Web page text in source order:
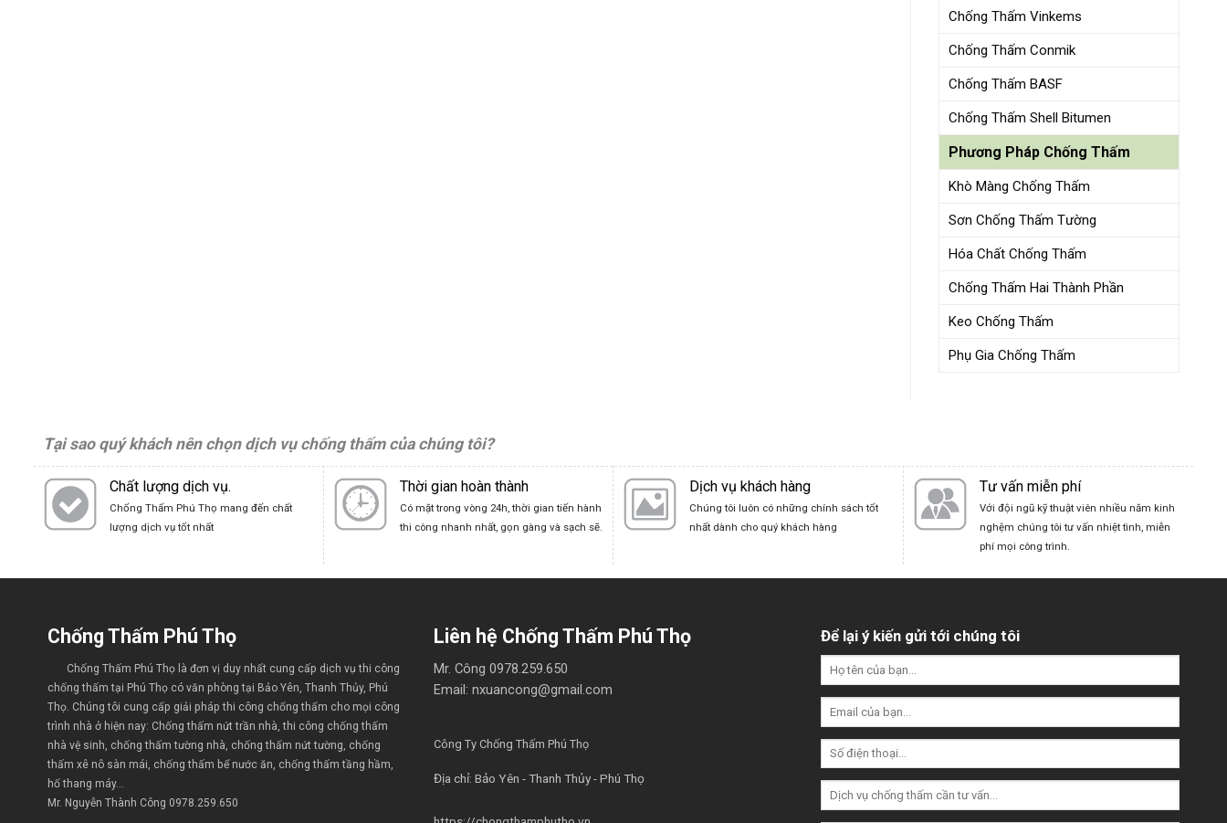
Chống Thấm Vinkems
Chống Thấm Conmik
Chống Thấm BASF
Chống Thấm Shell Bitumen
Phương Pháp Chống Thấm
Khò Màng Chống Thấm
Sơn Chống Thấm Tường
Hóa Chất Chống Thấm
Chống Thấm Hai Thành Phần
Keo Chống Thấm
Phụ Gia Chống Thấm
Tại sao quý khách nên chọn dịch vụ chống thấm của chúng tôi?
Chất lượng dịch vụ.
Chống Thấm Phú Thọ mang đến chất
lượng dịch vụ tốt nhất
Thời gian hoàn thành
Có mặt trong vòng 24h, thời gian tiến hành
thi công nhanh nhất, gọn gàng và sạch sẽ.
Dịch vụ khách hàng
Chúng tôi luôn có những chính sách tốt
nhất dành cho quý khách hàng
Tư vấn miễn phí
Với đội ngũ kỹ thuật viên nhiều năm kinh
nghệm chúng tôi tư vấn nhiệt tình, miễn
phí mọi công trình.
Chống Thấm Phú Thọ
Chống Thấm Phú Thọ là đơn vị duy nhất cung cấp dịch vụ thi công
chống thấm tại Phú Thọ có văn phòng tại Bảo Yên, Thanh Thủy, Phú
Thọ. Chúng tôi cung cấp giải pháp thi công chống thấm cho mọi công
trình nhà ở hiện nay: Chống thấm nứt trần nhà, thi công chống thấm
nhà vệ sinh, chống thấm tường nhà, chống thấm nứt tường, chống
thấm xê nô sàn mái, chống thấm bể nước ăn, chống thấm tầng hầm,
hố thang máy...
Mr. Nguyễn Thành Công 0978.259.650
Liên hệ Chống Thấm Phú Thọ
Mr. Công0978.259.650
Email: nxuancong@gmail.com
Công Ty Chống Thấm Phú Thọ
Địa chỉ: Bảo Yên - Thanh Thủy - Phú Thọ
Để lại ý kiến gửi tới chúng tôi